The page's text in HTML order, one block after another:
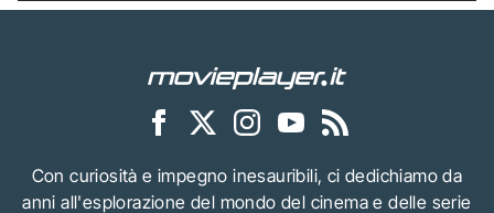
Con curiosità e impegno inesauribili, ci dedichiamo da
anni all'esplorazione del mondo del cinema e delle serie